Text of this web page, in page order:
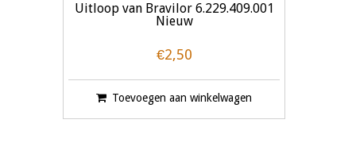
Uitloop van Bravilor 6.229.409.001
Nieuw
€2,50
Toevoegen aan winkelwagen